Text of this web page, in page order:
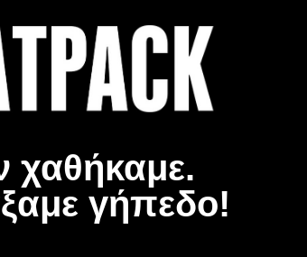
χαθήκαμε.
γήπεδο!